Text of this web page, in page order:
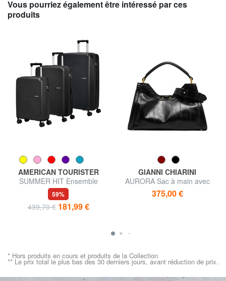
Vous pourriez également être intéressé par ces
produits
AMERICAN TOURISTER
SUMMER HIT Ensemble
cabine + trolley moyen + grand
59%
439,70 € 181,99 €
GIANNI CHIARINI
AURORA Sac à main avec
bandoulière, en cuir
375,00 €
* Hors produits en cours et produits de la Collection
** Le prix total le plus bas des 30 derniers jours, avant réduction de prix.